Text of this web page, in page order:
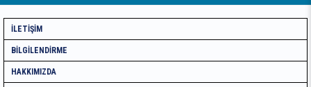
İLETIŞIM
BILGILENDIRME
HAKKIMIZDA